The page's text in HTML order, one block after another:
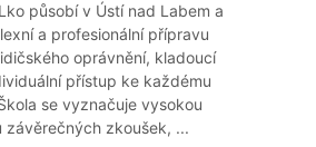
působí v Ústí nad Labem a
a profesionální přípravu
oprávnění, kladoucí
přístup ke každému
se vyznačuje vysokou
závěrečných zkoušek, ...